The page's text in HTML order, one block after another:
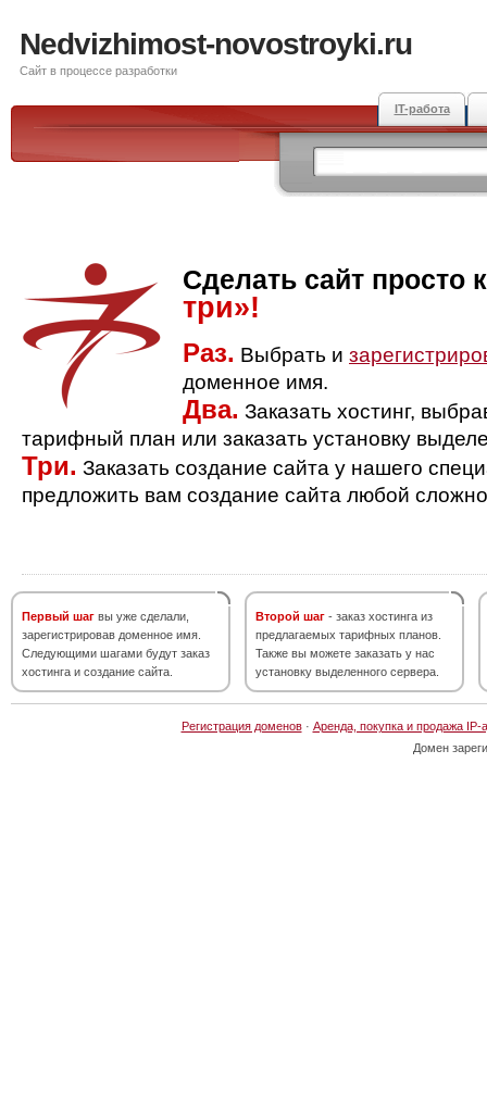
Nedvizhimost-novostroyki.ru
Сайт в процессе разработки
IT-работа
Сделать сайт просто
три»!
Раз. Выбрать и
доменное имя.
Два. Заказать хостинг,
тарифный план или заказать установку
Три. Заказать создание сайта у нашего
предложить вам создание сайта любой
Первый шаг вы уже сделали,
зарегистрировав доменное имя.
Следующими шагами будут заказ
хостинга и создание сайта.
Второй шаг - заказ хостинга из
предлагаемых тарифных планов.
Также вы можете заказать у нас
установку выделенного сервера.
Регистрация доменов· Аренда, покупка и продажа IP-
Домен